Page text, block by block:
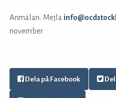
Anmälan: Mejla
november.
Dela på Facebook